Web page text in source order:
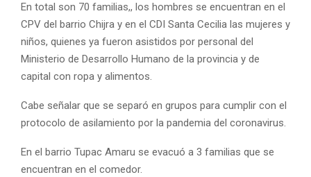
En total son 70 familias,, los hombres se encuentran en el
CPV del barrio Chijra y en el CDI Santa Cecilia las mujeres y
niños, quienes ya fueron asistidos por personal del
Ministerio de Desarrollo Humano de la provincia y de
capital con ropa y alimentos.
Cabe señalar que se separó en grupos para cumplir con el
protocolo de asilamiento por la pandemia del coronavirus.
En el barrio Tupac Amaru se evacuó a 3 familias que se
encuentran en el comedor.